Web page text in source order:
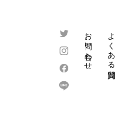
よくある質問
お問い合わせ